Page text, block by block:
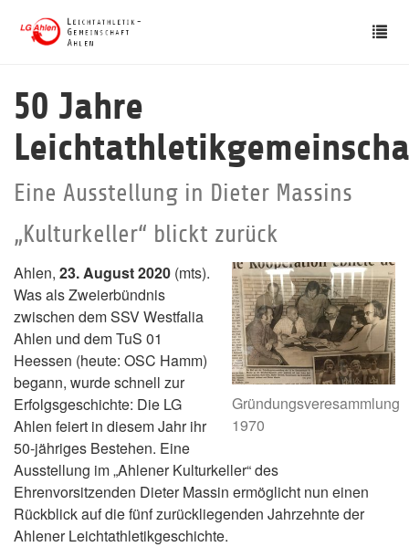
50 Jahre
Eine Ausstellung in Dieter Massins
„Kulturkeller“ blickt zurück
Gründungsveresammlung
1970
Ahlen, 23. August 2020 (mts).
Was als Zweierbündnis
zwischen dem SSV Westfalia
Ahlen und dem TuS 01
Heessen (heute: OSC Hamm)
begann, wurde schnell zur
Erfolgsgeschichte: Die LG
Ahlen feiert in diesem Jahr ihr
50-jähriges Bestehen. Eine
Ausstellung im „Ahlener Kulturkeller“ des
Ehrenvorsitzenden Dieter Massin ermöglicht nun einen
Rückblick auf die fünf zurückliegenden Jahrzehnte der
Ahlener Leichtathletikgeschichte.